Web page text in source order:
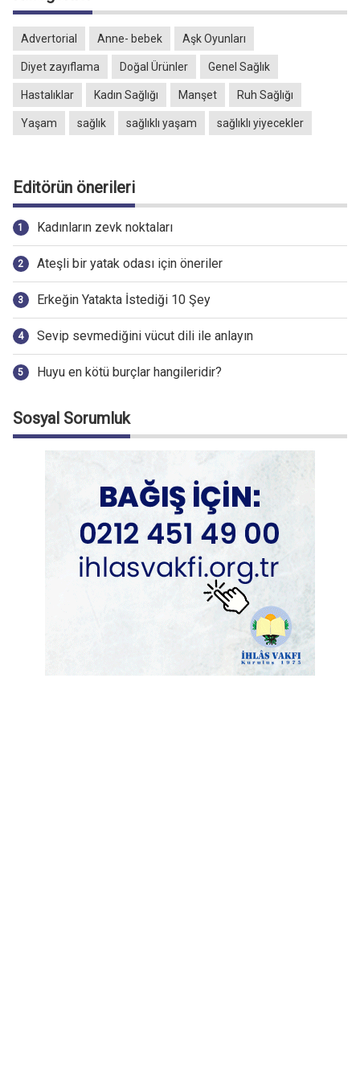
Advertorial Anne- bebek Aşk Oyunları
Diyet zayıflama Doğal Ürünler Genel Sağlık
Hastalıklar Kadın Sağlığı Manşet Ruh Sağlığı
Yaşam sağlık sağlıklı yaşam sağlıklı yiyecekler
Editörün önerileri
Kadınların zevk noktaları
Ateşli bir yatak odası için öneriler
Erkeğin Yatakta İstediği 10 Şey
Sevip sevmediğini vücut dili ile anlayın
Huyu en kötü burçlar hangileridir?
Sosyal Sorumluk